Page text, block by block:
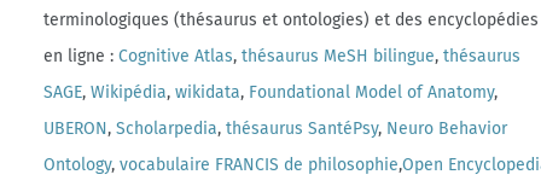
terminologiques (thésaurus et ontologies) et des encyclopédies
en ligne :Cognitive Atlas,thésaurus MeSH bilingue,thésaurus
SAGE,Wikipédia,wikidata, Foundational Model of Anatomy,
UBERON,Scholarpedia,thésaurus SantéPsy, Neuro Behavior
Ontology,vocabulaire FRANCIS de philosophie,Open